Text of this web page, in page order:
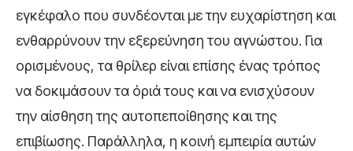
εγκέφαλο που συνδέονται με την ευχαρίστηση και
ενθαρρύνουν την εξερεύνηση του αγνώστου. Για
ορισμένους, τα θρίλερ είναι επίσης ένας τρόπος
να δοκιμάσουν τα όριά τους και να ενισχύσουν
την αίσθηση της αυτοπεποίθησης και της
επιβίωσης. Παράλληλα, η κοινή εμπειρία αυτών